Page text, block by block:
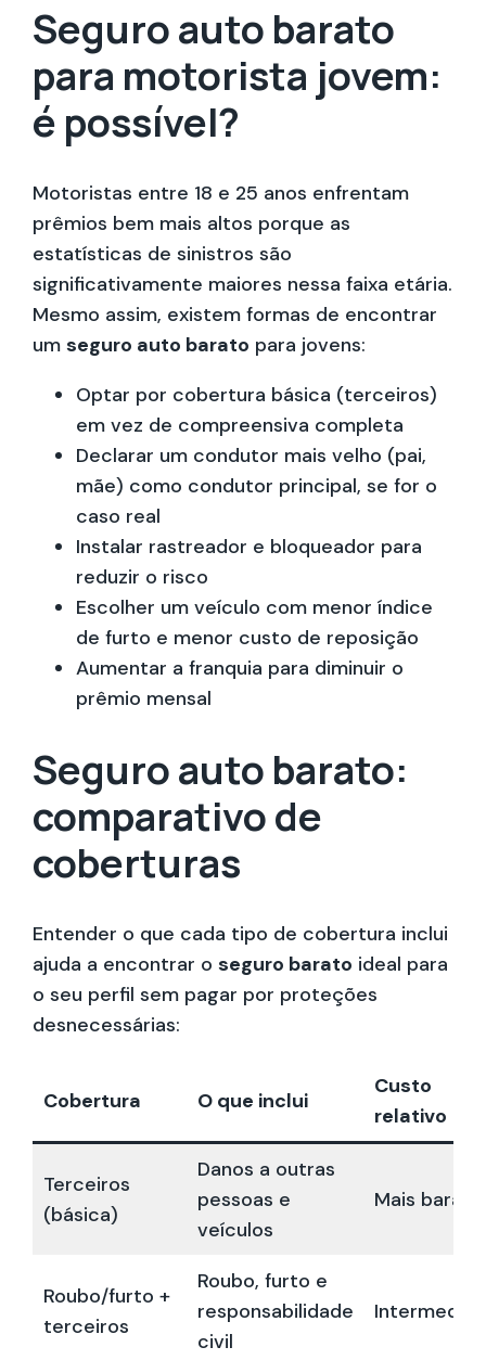
Seguro auto barato
para motorista jovem:
é possível?
Motoristas entre 18 e 25 anos enfrentam
prêmios bem mais altos porque as
estatísticas de sinistros são
significativamente maiores nessa faixa etária.
Mesmo assim, existem formas de encontrar
um seguro auto barato para jovens:
Optar por cobertura básica (terceiros)
em vez de compreensiva completa
Declarar um condutor mais velho (pai,
mãe) como condutor principal, se for o
caso real
Instalar rastreador e bloqueador para
reduzir o risco
Escolher um veículo com menor índice
de furto e menor custo de reposição
Aumentar a franquia para diminuir o
prêmio mensal
Seguro auto barato:
comparativo de
coberturas
Entender o que cada tipo de cobertura inclui
ajuda a encontrar o seguro barato ideal para
o seu perfil sem pagar por proteções
desnecessárias:
Cobertura O que inclui
Custo
relativo
Terceiros
(básica)
Danos a outras
pessoas e
veículos
Mais barata
Roubo/furto +
terceiros
Roubo, furto e
responsabilidade
civil